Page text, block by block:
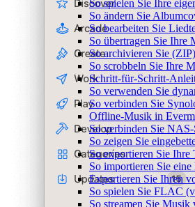
So spielen Sie Ihre
So ändern Sie
So bearbeiten Sie
So übertragen Sie
So archivieren Sie
So scrobbeln Sie Ihre
Schritt-für-Schritt-
So verwenden Sie
So verbinden Sie
Offline-Musik in
So verbinden Sie
So zeigen Sie
So exportieren Sie
So importieren Sie
Exportieren Sie Ihren
So spielen Sie FLAC
So streamen Sie